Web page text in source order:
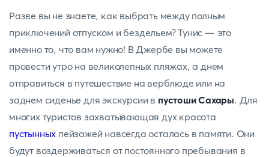
Разве вы не знаете, как выбрать между полным
приключений отпуском и бездельем? Тунис — это
именно то, что вам нужно! ВДжербе вы можете
провести утро на великолепных пляжах, а днем
отправиться в путешествие на верблюде или на
заднем сиденье для экскурсии в пустоши Сахары. Для
многих туристов захватывающая дух красота
пустынных пейзажей навсегда осталась в памяти. Они
будут воздерживаться от постоянного пребывания в